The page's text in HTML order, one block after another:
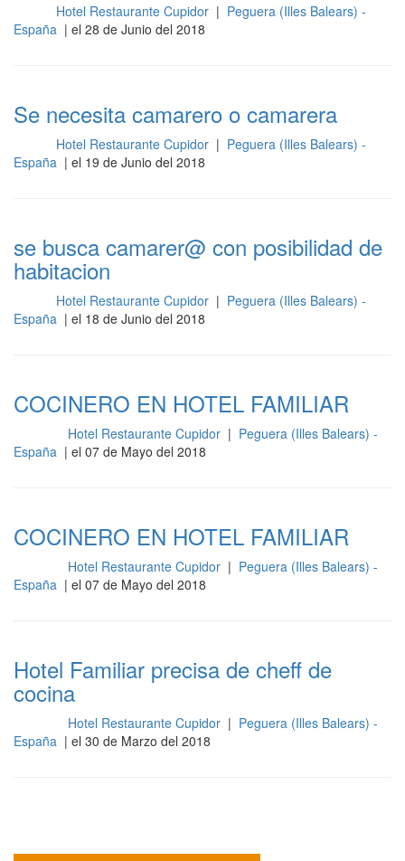
Hotel Restaurante Cupidor | Peguera (Illes Balears) -
España | el 28 de Junio del 2018
Se necesita camarero o camarera
Hotel Restaurante Cupidor | Peguera (Illes Balears) -
España | el 19 de Junio del 2018
se busca camarer@ con posibilidad de
habitacion
Hotel Restaurante Cupidor | Peguera (Illes Balears) -
España | el 18 de Junio del 2018
COCINERO EN HOTEL FAMILIAR
Hotel Restaurante Cupidor | Peguera (Illes Balears) -
España | el 07 de Mayo del 2018
COCINERO EN HOTEL FAMILIAR
Hotel Restaurante Cupidor | Peguera (Illes Balears) -
España | el 07 de Mayo del 2018
Hotel Familiar precisa de cheff de
cocina
Hotel Restaurante Cupidor | Peguera (Illes Balears) -
España | el 30 de Marzo del 2018